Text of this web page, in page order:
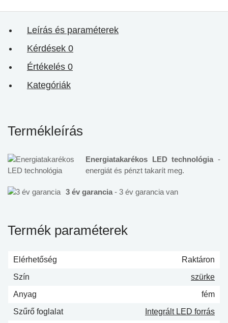
Leírás és paraméterek
Kérdések 0
Értékelés 0
Kategóriák
Termékleírás
Energiatakarékos LED technológia -
energiát és pénzt takarít meg.
3 év garancia - 3 év garancia van
Termék paraméterek
Elérhetőség
Raktáron
Szín
szürke
Anyag
fém
Szűrő foglalat
Integrált LED forrás